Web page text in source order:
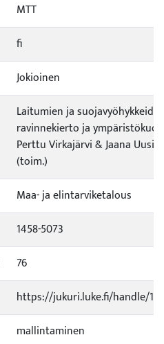
MTT
fi
Jokioinen
Laitumien ja
ravinnekierto ja
Perttu Virkajärvi & Jaana Uusi-
(toim.)
Maa- ja elintarviketalous
1458-5073
76
https://jukuri.luke.fi/handle/
mallintaminen